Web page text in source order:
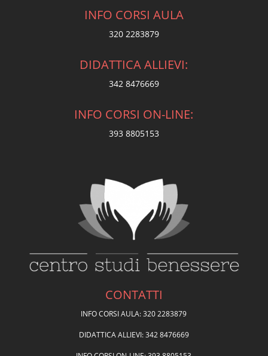
INFO CORSI AULA
320 2283879
DIDATTICA ALLIEVI:
342 8476669
INFO CORSI ON-LINE:
393 8805153
CONTATTI
INFO CORSI AULA: 320 2283879
DIDATTICA ALLIEVI: 342 8476669